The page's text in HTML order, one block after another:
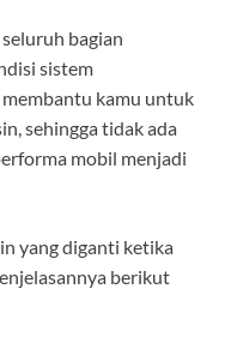
bagian
sistem
membantu kamu untuk
sehingga tidak ada
mobil menjadi
yang diganti ketika
berikut